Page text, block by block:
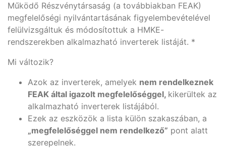
Működő Részvénytársaság (a továbbiakban FEAK)
megfelelőségi nyilvántartásának figyelembevételével
felülvizsgáltuk és módosítottuk a HMKE-
rendszerekben alkalmazható inverterek listáját. *
Mi változik?
Azok az inverterek, amelyek nem rendelkeznek
FEAK által igazolt megfelelőséggel, kikerültek az
alkalmazható inverterek listájából.
Ezek az eszközök a lista külön szakaszában, a
„megfelelőséggel nem rendelkező” pont alatt
szerepelnek.